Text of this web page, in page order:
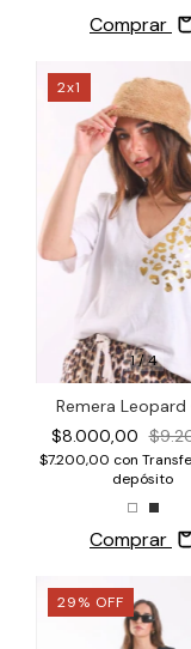
Comprar
1/4
2x1
Remera Leopard
$8.000,00
$7.200,00 con
depósito
Comprar
29% OFF